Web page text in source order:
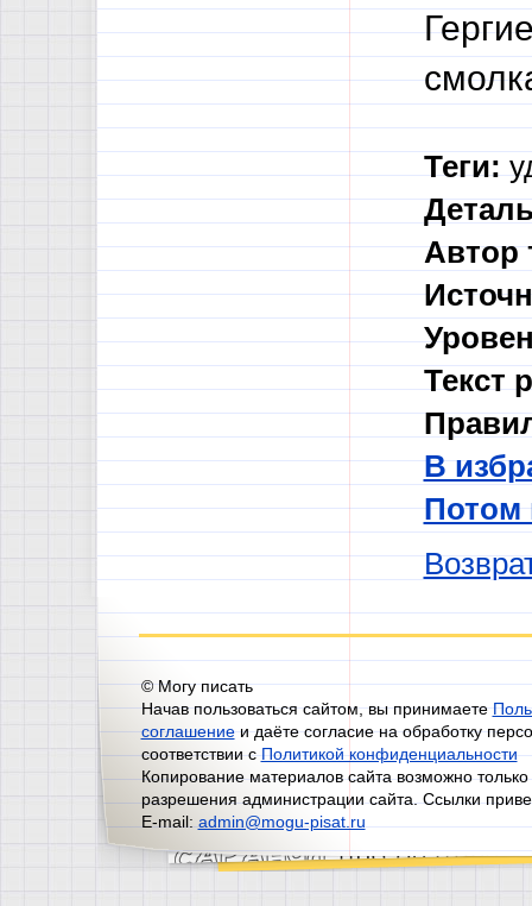
Теги:
Автор
Текст
В
Потом
© Могу писать
Начав пользоваться сайтом, вы принимаете
соглашениеи даёте согласие на обработку
соответствии сПолитикой конфиденциальности
Копирование материалов сайта возможно
разрешения администрации сайта. Ссылки
E-mail: admin@mogu-pisat.ru